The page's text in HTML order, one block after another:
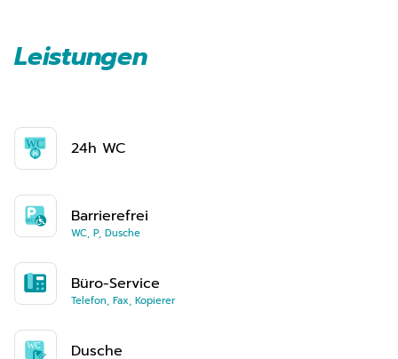
Leistungen
24h WC
Barrierefrei
WC, P, Dusche
Büro-Service
Telefon, Fax, Kopierer
Dusche